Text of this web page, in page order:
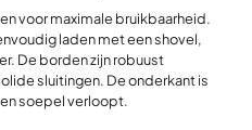
voor maximale bruikbaarheid.
laden met een shovel,
De borden zijn robuust
sluitingen. De onderkant is
soepel verloopt.